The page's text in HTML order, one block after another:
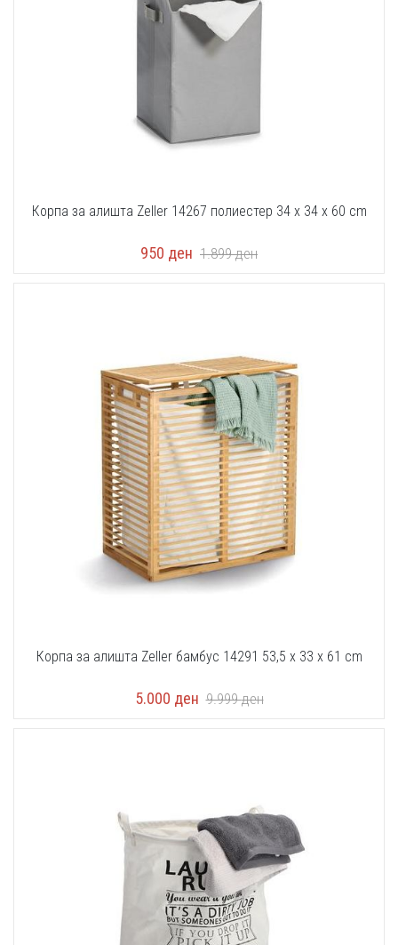
Корпа за алишта Zeller 14267 полиестер 34 x 34 x 60 cm
950 ден 1.899ден
Корпа за алишта Zeller бамбус 14291 53,5 x 33 x 61 cm
5.000 ден 9.999ден